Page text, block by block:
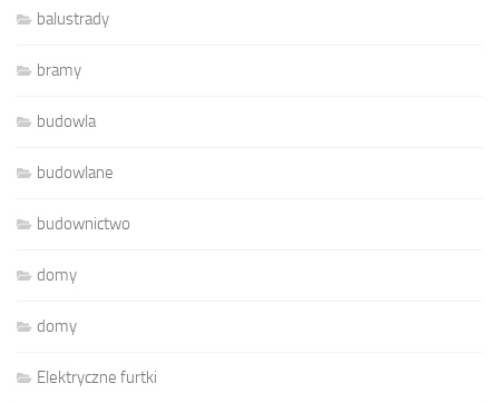
balustrady
bramy
budowla
budowlane
budownictwo
domy
domy
Elektryczne furtki